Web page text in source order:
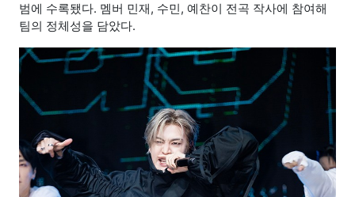
범에 수록됐다. 멤버 민재, 수민, 예찬이 전곡 작사에 참여해
팀의 정체성을 담았다.